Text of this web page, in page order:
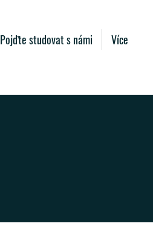
Pojďte studovat s námi Více